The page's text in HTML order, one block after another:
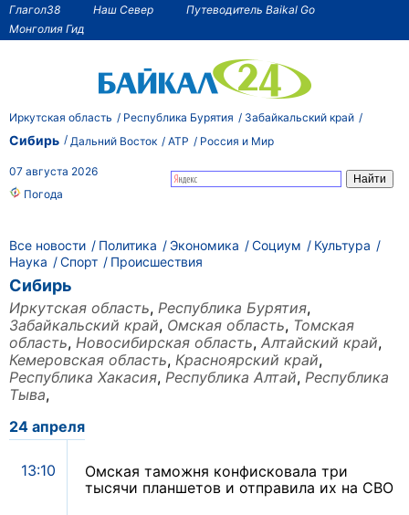
Глагол38 Наш Север
Путеводитель Baikal Go
Монголия Гид
Иркутская область Республика Бурятия Забайкальский край
Сибирь Дальний Восток АТР Россия и Мир
07 августа 2026
Погода
Все новости Политика Экономика Социум
Культура
Наука
Спорт Происшествия
Сибирь
Иркутская область, Республика Бурятия,
Забайкальский край, Омская область, Томская
область, Новосибирская область, Алтайский край,
Кемеровская область, Красноярский край,
Республика Хакасия, Республика Алтай, Республика
Тыва,
24 апреля
13:10
Омская таможня конфисковала три
тысячи планшетов и отправила их на СВО